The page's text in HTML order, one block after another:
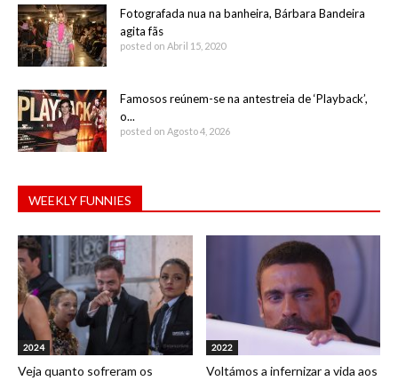
Fotografada nua na banheira, Bárbara Bandeira
agita fãs
posted on Abril 15, 2020
Famosos reúnem-se na antestreia de ‘Playback’,
o...
posted on Agosto 4, 2026
WEEKLY FUNNIES
2024
Veja quanto sofreram os
2022
Voltámos a infernizar a vida aos